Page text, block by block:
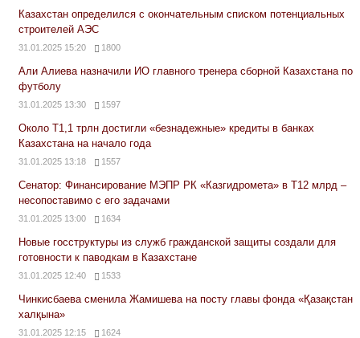
Казахстан определился с окончательным списком потенциальных
строителей АЭС
31.01.2025 15:20 1800
Али Алиева назначили ИО главного тренера сборной Казахстана по
футболу
31.01.2025 13:30 1597
Около Т1,1 трлн достигли «безнадежные» кредиты в банках
Казахстана на начало года
31.01.2025 13:18 1557
Сенатор: Финансирование МЭПР РК «Казгидромета» в Т12 млрд –
несопоставимо с его задачами
31.01.2025 13:00 1634
Новые госструктуры из служб гражданской защиты создали для
готовности к паводкам в Казахстане
31.01.2025 12:40 1533
Чинкисбаева сменила Жамишева на посту главы фонда «Қазақстан
халқына»
31.01.2025 12:15 1624